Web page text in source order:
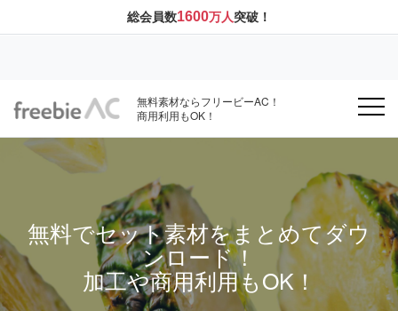
総会員数1600万人突破！
無料素材ならフリービーAC！
商用利用もOK！
無料でセット素材をまとめてダウ
ンロード！
加工や商用利用もOK！